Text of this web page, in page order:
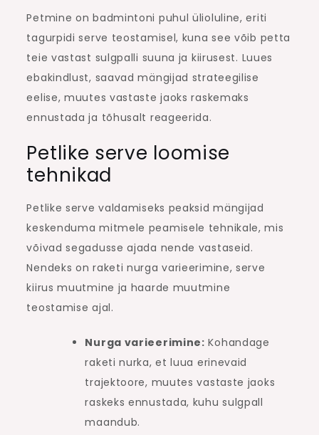
Petmine on badmintoni puhul ülioluline, eriti
tagurpidi serve teostamisel, kuna see võib petta
teie vastast sulgpalli suuna ja kiirusest. Luues
ebakindlust, saavad mängijad strateegilise
eelise, muutes vastaste jaoks raskemaks
ennustada ja tõhusalt reageerida.
Petlike serve loomise
tehnikad
Petlike serve valdamiseks peaksid mängijad
keskenduma mitmele peamisele tehnikale, mis
võivad segadusse ajada nende vastaseid.
Nendeks on raketi nurga varieerimine, serve
kiirus muutmine ja haarde muutmine
teostamise ajal.
Nurga varieerimine: Kohandage
raketi nurka, et luua erinevaid
trajektoore, muutes vastaste jaoks
raskeks ennustada, kuhu sulgpall
maandub.